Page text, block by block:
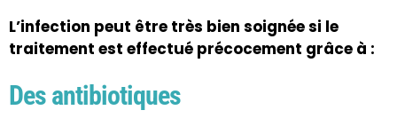
L’infection peut être très bien soignée si le
traitement est effectué précocement grâce à :
Des antibiotiques